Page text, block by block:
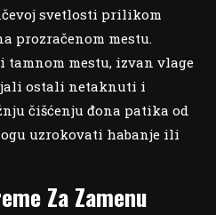
svetlosti prilikom
prozračenom mestu.
mestu, izvan vlage
ostali netaknuti i
čišćenju đona patika od
uzrokovati habanje ili
Za Zamenu